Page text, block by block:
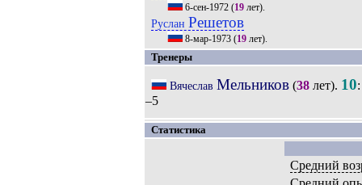
6-сен-1972(19лет).
Руслан Решетов
8-мар-1973(19лет).
Тренеры
Вячеслав Мельников(38лет). 10
–5
Статистика
Средний